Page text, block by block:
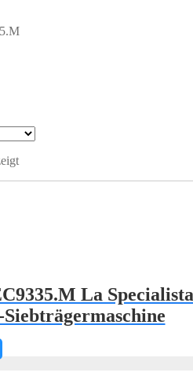
La Specialista
Siebträgermaschine
€731,38